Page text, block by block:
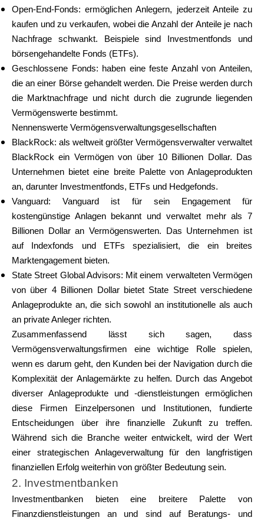
Open-End-Fonds: ermöglichen Anlegern, jederzeit Anteile zu
kaufen und zu verkaufen, wobei die Anzahl der Anteile je nach
Nachfrage schwankt. Beispiele sind Investmentfonds und
börsengehandelte Fonds (ETFs).
Geschlossene Fonds: haben eine feste Anzahl von Anteilen,
die an einer Börse gehandelt werden. Die Preise werden durch
die Marktnachfrage und nicht durch die zugrunde liegenden
Vermögenswerte bestimmt.
Nennenswerte Vermögensverwaltungsgesellschaften
BlackRock: als weltweit größter Vermögensverwalter verwaltet
BlackRock ein Vermögen von über 10 Billionen Dollar. Das
Unternehmen bietet eine breite Palette von Anlageprodukten
an, darunter Investmentfonds, ETFs und Hedgefonds.
Vanguard: Vanguard ist für sein Engagement für
kostengünstige Anlagen bekannt und verwaltet mehr als 7
Billionen Dollar an Vermögenswerten. Das Unternehmen ist
auf Indexfonds und ETFs spezialisiert, die ein breites
Marktengagement bieten.
State Street Global Advisors: Mit einem verwalteten Vermögen
von über 4 Billionen Dollar bietet State Street verschiedene
Anlageprodukte an, die sich sowohl an institutionelle als auch
an private Anleger richten.
Zusammenfassend lässt sich sagen, dass
Vermögensverwaltungsfirmen eine wichtige Rolle spielen,
wenn es darum geht, den Kunden bei der Navigation durch die
Komplexität der Anlagemärkte zu helfen. Durch das Angebot
diverser Anlageprodukte und -dienstleistungen ermöglichen
diese Firmen Einzelpersonen und Institutionen, fundierte
Entscheidungen über ihre finanzielle Zukunft zu treffen.
Während sich die Branche weiter entwickelt, wird der Wert
einer strategischen Anlageverwaltung für den langfristigen
finanziellen Erfolg weiterhin von größter Bedeutung sein.
2. Investmentbanken
Investmentbanken bieten eine breitere Palette von
Finanzdienstleistungen an und sind auf Beratungs- und